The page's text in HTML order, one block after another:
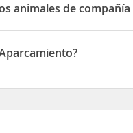
animales de
de compañía en las